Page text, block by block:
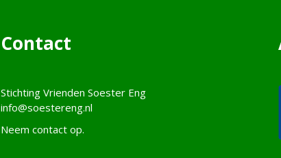
Contact
Stichting Vrienden Soester Eng
info@soestereng.nl
Neem contact op.